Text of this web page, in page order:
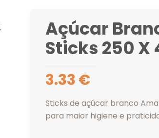
Açúcar
Sticks 250 X
3.33€
Sticks de açúcar branco
para maior higiene e